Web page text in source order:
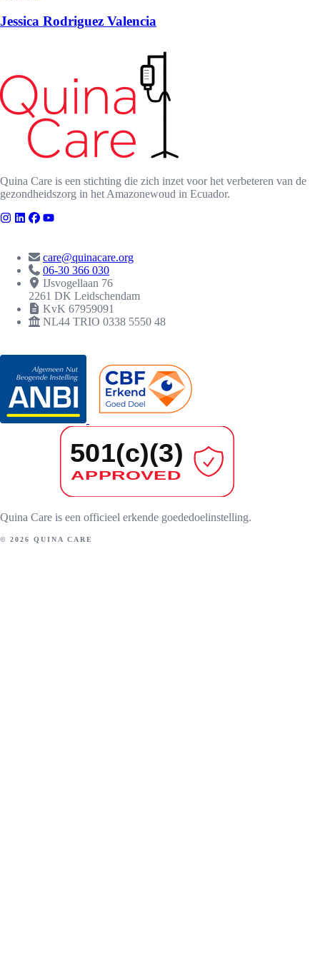
Jessica Rodriguez Valencia
Quina Care is een stichting die zich inzet voor het verbeteren van de
gezondheidszorg in het Amazonewoud in Ecuador.
care@quinacare.org
06-30 366 030
IJsvogellaan 76
2261 DK Leidschendam
KvK 67959091
NL44 TRIO 0338 5550 48
Quina Care is een officieel erkende goededoelinstelling.
© 2026 QUINA CARE